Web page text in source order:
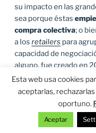
su impacto en las
sea porque éstas
compra colectiva; o
a los retailers para
capacidad de
alguno, fue creado en
usuarios, ofrece más
cerró 2014 con un
Además,la gran
ante los comercios
Esta web usa cookies
aceptarlas,
oportuno.
Aceptar